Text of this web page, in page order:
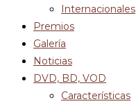
Internacionales
Premios
Galería
Noticias
DVD, BD, VOD
Características